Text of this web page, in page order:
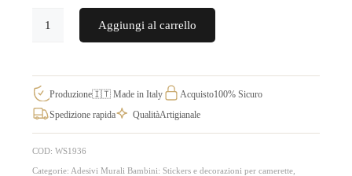
adesivi
applicare
a
piacimento
WS1936
quantità
Aggiungi al carrello
Produzione🇮🇹 Made in Italy Acquisto100% Sicuro
Spedizione rapida
QualitàArtigianale
COD: WS1936
Categorie: Adesivi Murali Bambini: Stickers e decorazioni per camerette